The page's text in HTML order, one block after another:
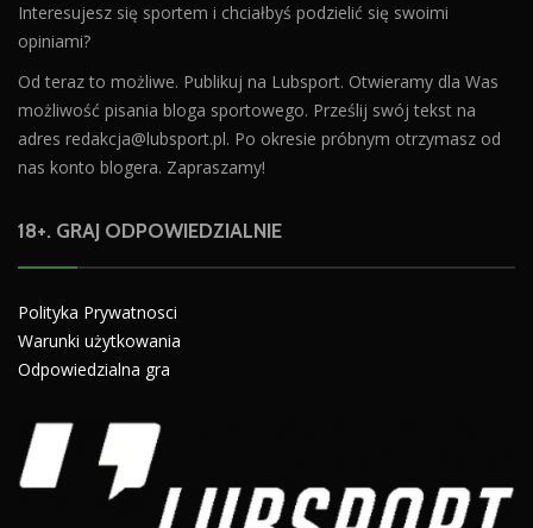
Interesujesz się sportem i chciałbyś podzielić się swoimi
opiniami?
Od teraz to możliwe. Publikuj na Lubsport. Otwieramy dla Was
możliwość pisania bloga sportowego. Prześlij swój tekst na
adres redakcja@lubsport.pl. Po okresie próbnym otrzymasz od
nas konto blogera. Zapraszamy!
18+. GRAJ ODPOWIEDZIALNIE
Polityka Prywatnosci
Warunki użytkowania
Odpowiedzialna gra